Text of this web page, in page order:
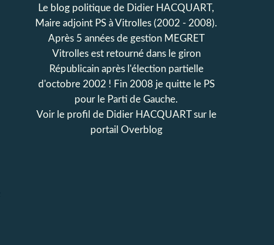
Le blog politique de Didier HACQUART,
Maire adjoint PS à Vitrolles (2002 - 2008).
Après 5 années de gestion MEGRET
Vitrolles est retourné dans le giron
Républicain après l'élection partielle
d'octobre 2002 ! Fin 2008 je quitte le PS
pour le Parti de Gauche.
Voir le profil de Didier HACQUARTsur le
portail Overblog